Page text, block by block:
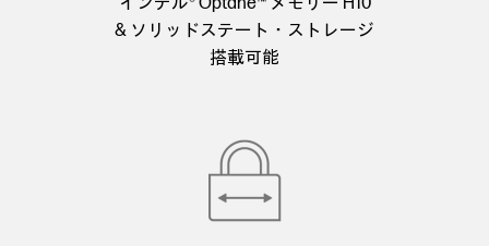
& ソリッドステート・ストレージ
搭載可能